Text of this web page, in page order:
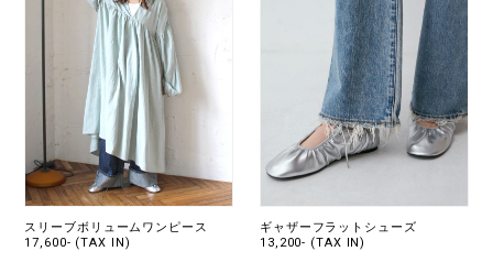
スリーブボリュームワンピース
17,600- (TAX IN)
ギャザーフラットシューズ
13,200- (TAX IN)